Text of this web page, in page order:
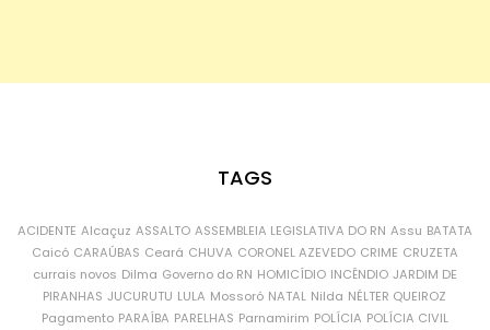
TAGS
ACIDENTE Alcaçuz ASSALTO ASSEMBLEIA LEGISLATIVA DO RN Assu BATATA
Caicó CARAÚBAS Ceará CHUVA CORONEL AZEVEDO CRIME CRUZETA
currais novos Dilma Governo do RN HOMICÍDIO INCÊNDIO JARDIM DE
PIRANHAS JUCURUTU LULA Mossoró NATAL Nilda NÉLTER QUEIROZ
Pagamento PARAÍBA PARELHAS Parnamirim POLÍCIA POLÍCIA CIVIL